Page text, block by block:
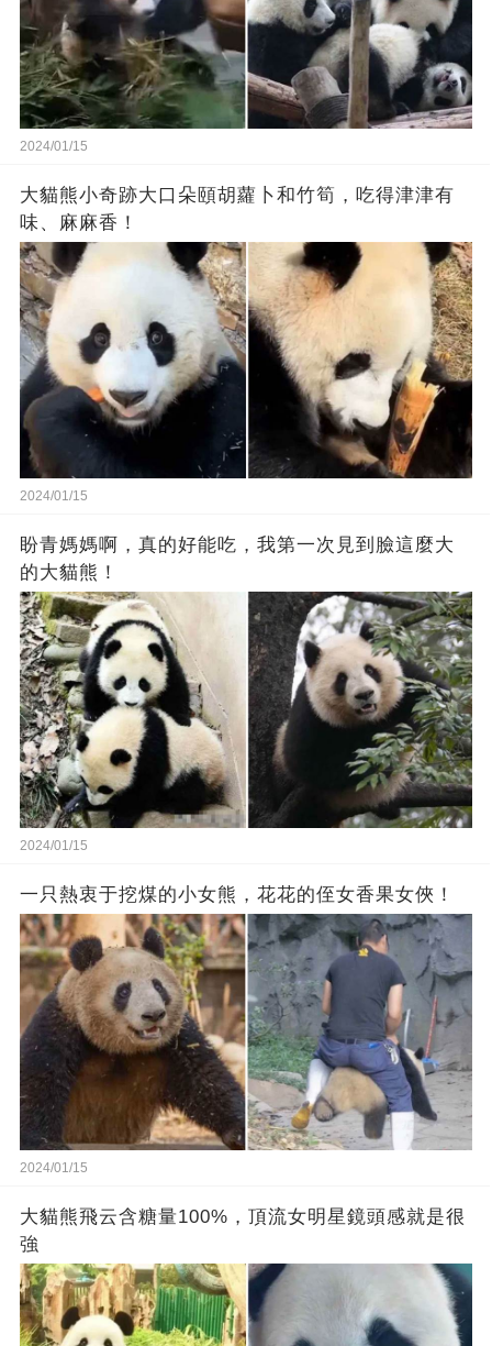
2024/01/15
大貓熊小奇跡大口朵頤胡蘿卜和竹筍，吃得津津有
味、麻麻香！
2024/01/15
盼青媽媽啊，真的好能吃，我第一次見到臉這麼大
的大貓熊！
2024/01/15
一只熱衷于挖煤的小女熊，花花的侄女香果女俠！
2024/01/15
大貓熊飛云含糖量100%，頂流女明星鏡頭感就是很
強